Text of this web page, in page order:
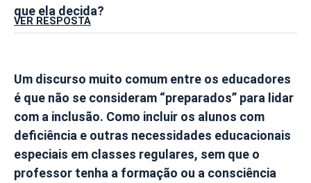
que ela decida?
VER RESPOSTA
Um discurso muito comum entre os educadores
é que não se consideram “preparados” para lidar
com a inclusão. Como incluir os alunos com
deficiência e outras necessidades educacionais
especiais em classes regulares, sem que o
professor tenha a formação ou a consciência